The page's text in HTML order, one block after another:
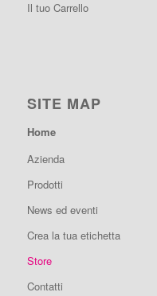
Il tuo Carrello
SITE MAP
Home
Azienda
Prodotti
News ed eventi
Crea la tua etichetta
Store
Contatti